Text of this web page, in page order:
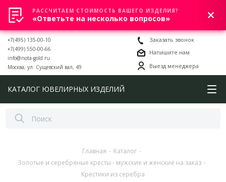
0
+7(495) 135-00-10
+7(499) 550-00-66
info@nota-gold.ru
Москва, ул. Сущевский вал, 49
Заказать звонок
Напишите нам
Выезд менеджера
КАТАЛОГ ЮВЕЛИРНЫХ ИЗДЕЛИЙ
Главная - Каталог -
Золотые и серебряные кресты - мужские и женские на заказ -
Крестики из серебра
РАССЧИТАЕМ СТОИМОСТЬ ВАШЕГО ИЗДЕЛИЯ?
«Ответьте на несколько вопросов»